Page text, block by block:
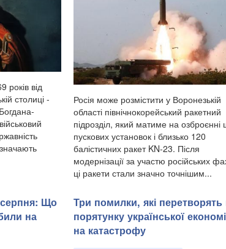
років від
столиці -
Росія може розмістити у Воронезькій
області північнокорейський ракетний
підрозділ, який матиме на озброєнні
пускових установок і близько 120
балістичних ракет KN-23. Після
модернізації за участю російських
ці ракети стали значно точнішим...
Що
на
Три помилки, які перетворять
порятунку української
на катастрофу